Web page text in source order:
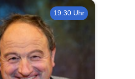
19:30 Uhr